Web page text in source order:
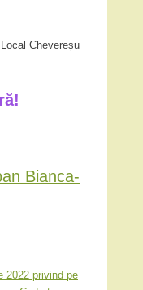
Chevereșu
Bianca-
2022 privind pe